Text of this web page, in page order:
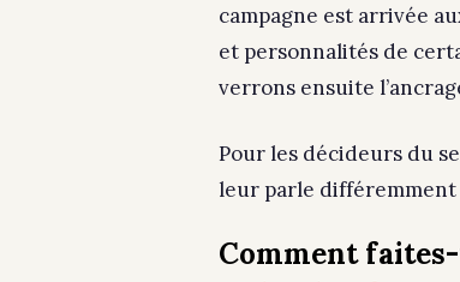
campagne est arrivée
et personnalités de
verrons ensuite
Pour les décideurs du
leur parle différemment
Comment